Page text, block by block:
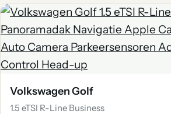
Volkswagen Golf
1.5 eTSI R-Line Business